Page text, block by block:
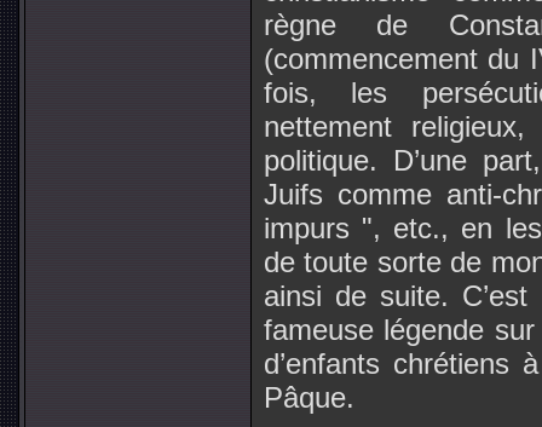
règne de
(commencement du
fois, les
nettement
politique. D’une
Juifs comme anti-
impurs ", etc., en
de toute sorte de
ainsi de suite.
fameuse légende
d’enfants chrétiens
Pâque.